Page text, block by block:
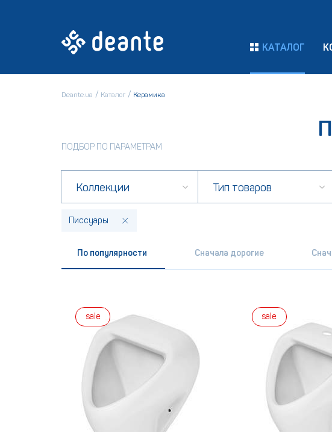
КАТАЛОГ
Deante.ua Каталог Керамика
ПОДБОР ПО ПАРАМЕТРАМ
Коллекции Тип товаров
Писсуары
По популярности Сначала дорогие
sale sale